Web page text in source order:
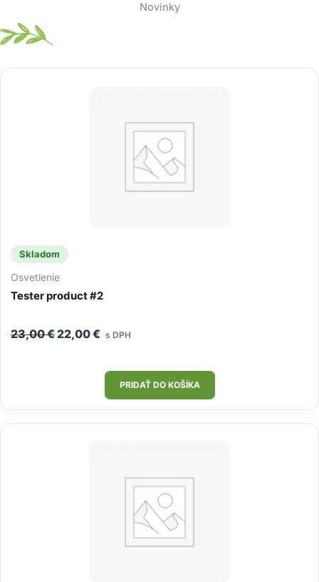
Novinky
Skladom
Osvetlenie
Tester product #2
23,00€Pôvodná
22,00€ Aktuálna
22,00 €.
s DPH
PRIDAŤ DO KOŠÍKA